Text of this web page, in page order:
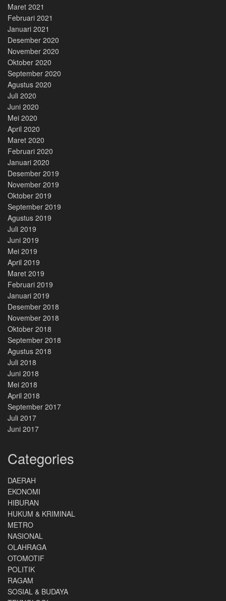
Maret 2021
Februari 2021
Januari 2021
Desember 2020
November 2020
Oktober 2020
September 2020
Agustus 2020
Juli 2020
Juni 2020
Mei 2020
April 2020
Maret 2020
Februari 2020
Januari 2020
Desember 2019
November 2019
Oktober 2019
September 2019
Agustus 2019
Juli 2019
Juni 2019
Mei 2019
April 2019
Maret 2019
Februari 2019
Januari 2019
Desember 2018
November 2018
Oktober 2018
September 2018
Agustus 2018
Juli 2018
Juni 2018
Mei 2018
April 2018
September 2017
Juli 2017
Juni 2017
Categories
DAERAH
EKONOMI
HIBURAN
HUKUM & KRIMINAL
METRO
NASIONAL
OLAHRAGA
OTOMOTIF
POLITIK
RAGAM
SOSIAL & BUDAYA